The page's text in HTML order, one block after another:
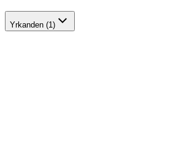
Yrkanden (1)